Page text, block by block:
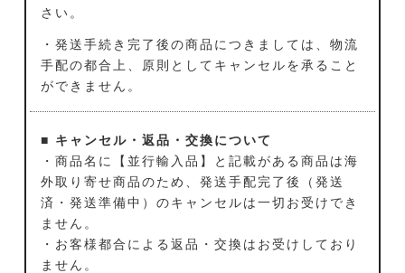
さい。
・発送手続き完了後の商品につきましては、物流
手配の都合上、原則としてキャンセルを承ること
ができません。
■ キャンセル・返品・交換について
・商品名に【並行輸入品】と記載がある商品は海
外取り寄せ商品のため、発送手配完了後（発送
済・発送準備中）のキャンセルは一切お受けでき
ません。
・お客様都合による返品・交換はお受けしており
ません。